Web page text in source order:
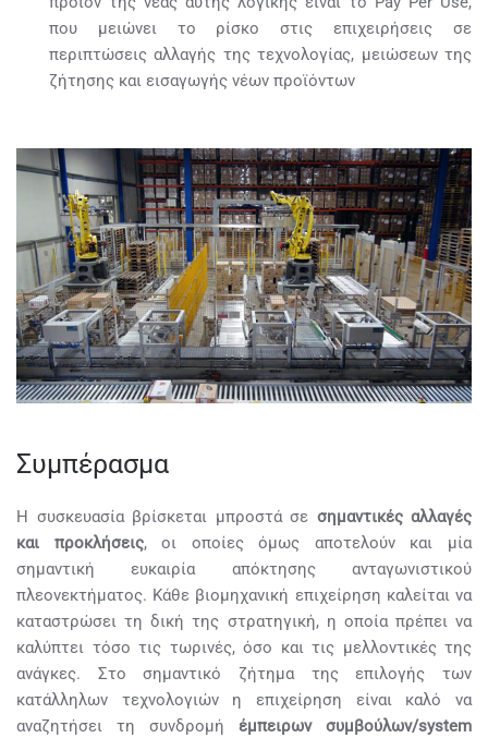
που μειώνει το ρίσκο στις επιχειρήσεις σε
περιπτώσεις αλλαγής της τεχνολογίας, μειώσεων της
ζήτησης και εισαγωγής νέων προϊόντων
Συμπέρασμα
Η συσκευασία βρίσκεται μπροστά σε σημαντικές αλλαγές
και προκλήσεις, οι οποίες όμως αποτελούν και μία
σημαντική ευκαιρία απόκτησης ανταγωνιστικού
πλεονεκτήματος. Κάθε βιομηχανική επιχείρηση καλείται να
καταστρώσει τη δική της στρατηγική, η οποία πρέπει να
καλύπτει τόσο τις τωρινές, όσο και τις μελλοντικές της
ανάγκες. Στο σημαντικό ζήτημα της επιλογής των
κατάλληλων τεχνολογιών η επιχείρηση είναι καλό να
αναζητήσει τη συνδρομή έμπειρων συμβούλων/system